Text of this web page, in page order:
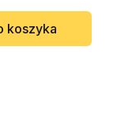
koszyka